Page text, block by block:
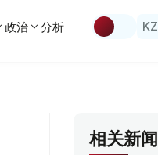
政治 分析 KZ
相关新闻